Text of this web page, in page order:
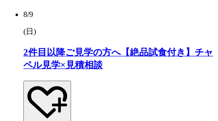
8/9
(日 )
2件目以降ご見学の方へ【絶品試食付き】チャ
ペル見学×見積相談